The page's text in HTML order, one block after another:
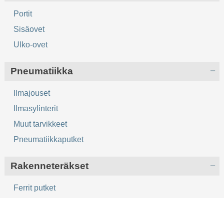
Portit
Sisäovet
Ulko-ovet
Pneumatiikka
Ilmajouset
Ilmasylinterit
Muut tarvikkeet
Pneumatiikkaputket
Rakenneteräkset
Ferrit putket